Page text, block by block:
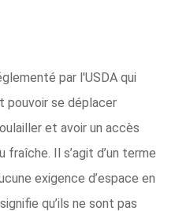
par l'USDA qui
pouvoir se déplacer
et avoir un accès
Il s’agit d’un terme
exigence d’espace en
qu’ils ne sont pas